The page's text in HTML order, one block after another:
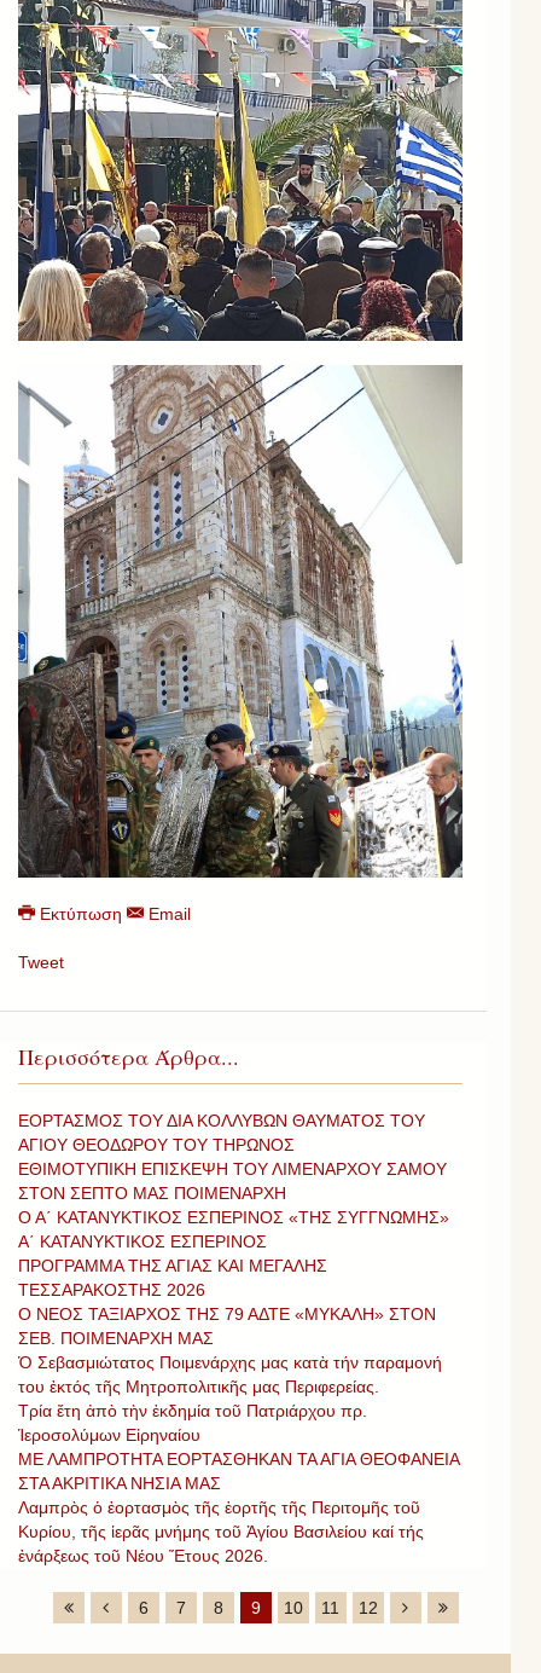
Εκτύπωση Email
Tweet
Περισσότερα Άρθρα...
ΕΟΡΤΑΣΜΟΣ ΤΟΥ ΔΙΑ ΚΟΛΛΥΒΩΝ ΘΑΥΜΑΤΟΣ ΤΟΥ
ΑΓΙΟΥ ΘΕΟΔΩΡΟΥ ΤΟΥ ΤΗΡΩΝΟΣ
ΕΘΙΜΟΤΥΠΙΚΗ ΕΠΙΣΚΕΨΗ ΤΟΥ ΛΙΜΕΝΑΡΧΟΥ ΣΑΜΟΥ
ΣΤΟΝ ΣΕΠΤΟ ΜΑΣ ΠΟΙΜΕΝΑΡΧΗ
Ο Α΄ ΚΑΤΑΝΥΚΤΙΚΟΣ ΕΣΠΕΡΙΝΟΣ «ΤΗΣ ΣΥΓΓΝΩΜΗΣ»
Α΄ ΚΑΤΑΝΥΚΤΙΚΟΣ ΕΣΠΕΡΙΝΟΣ
ΠΡΟΓΡΑΜΜΑ ΤΗΣ ΑΓΙΑΣ ΚΑΙ ΜΕΓΑΛΗΣ
ΤΕΣΣΑΡΑΚΟΣΤΗΣ 2026
Ο ΝΕΟΣ ΤΑΞΙΑΡΧΟΣ ΤΗΣ 79 ΑΔΤΕ «ΜΥΚΑΛΗ» ΣΤΟΝ
ΣΕΒ. ΠΟΙΜΕΝΑΡΧΗ ΜΑΣ
Ὁ Σεβασμιώτατος Ποιμενάρχης μας κατὰ τήν παραμονή
του ἐκτός τῆς Μητροπολιτικῆς μας Περιφερείας.
Τρία ἔτη ἀπὸ τὴν ἐκδημία τοῦ Πατριάρχου πρ.
Ἱεροσολύμων Εἰρηναίου
ΜΕ ΛΑΜΠΡΟΤΗΤΑ ΕΟΡΤΑΣΘΗΚΑΝ ΤΑ ΑΓΙΑ ΘΕΟΦΑΝΕΙΑ
ΣΤΑ ΑΚΡΙΤΙΚΑ ΝΗΣΙΑ ΜΑΣ
Λαμπρὸς ὁ ἐορτασμὸς τῆς ἑορτῆς τῆς Περιτομῆς τοῦ
Κυρίου, τῆς ἱερᾶς μνήμης τοῦ Ἁγίου Βασιλείου καί τής
ἐνάρξεως τοῦ Νέου Ἔτους 2026.
6 7 8 9 10 11 12